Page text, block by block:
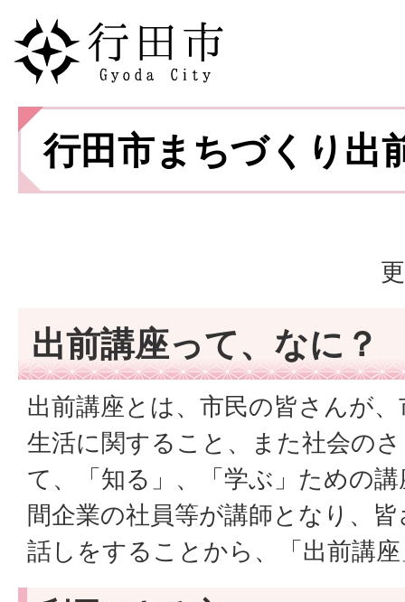
行田市まちづくり出
出前講座って、なに？
出前講座とは、市民の皆さんが
生活に関すること、また社会の
て、「知る」、「学ぶ」ための
間企業の社員等が講師となり、
話しをすることから、「出前講